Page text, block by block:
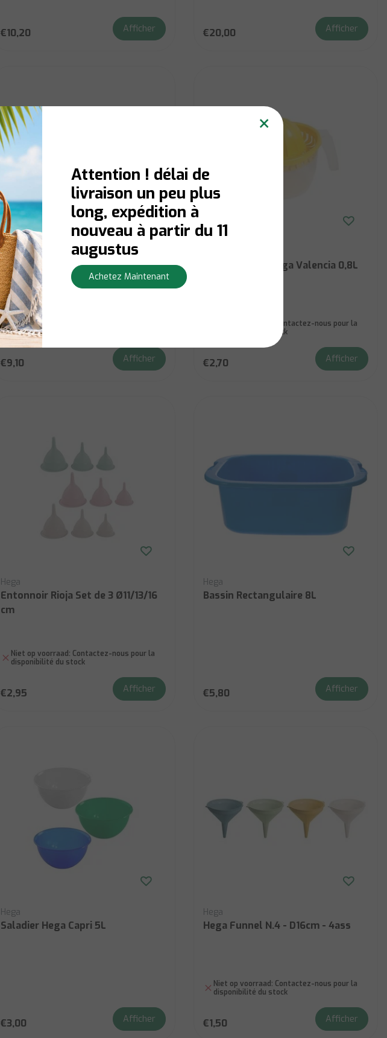
€10,20 Afficher €20,00 Afficher
Hega
Hega Jovi Dessert Plate Set4 Beige
D21cm
En stock:
€9,10 Afficher
Presse-fruits Hega Valencia 0,8L
Contactez-nous pour la
disponibilité du stock
€2,70 Afficher
Hega
Entonnoir Rioja Set de 3 Ø11/13/16
cm
Niet op voorraad: Contactez-nous pour la
disponibilité du stock
€2,95 Afficher
Hega
Bassin Rectangulaire 8L
€5,80 Afficher
Hega
Saladier Hega Capri 5L
€3,00 Afficher
Hega
Hega Funnel N.4 - D16cm - 4ass
Niet op voorraad: Contactez-nous pour la
disponibilité du stock
€1,50 Afficher
×
Attention ! délai de
livraison un peu plus
long, expédition à
nouveau à partir du 11
augustus
Achetez Maintenant